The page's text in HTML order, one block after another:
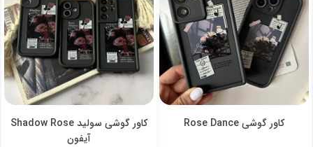
کاور گوشی Rose Dance
کاور گوشی سولید Shadow Rose
آیفون